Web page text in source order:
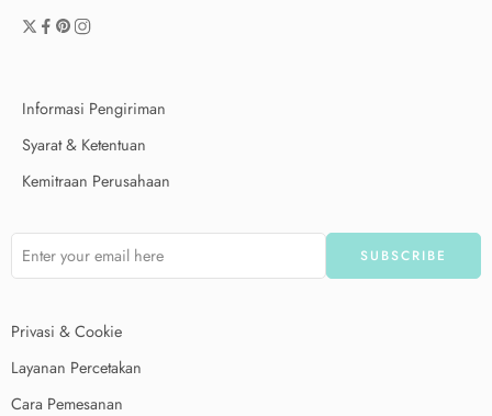
Informasi Pengiriman
Syarat & Ketentuan
Kemitraan Perusahaan
Privasi & Cookie
Layanan Percetakan
Cara Pemesanan